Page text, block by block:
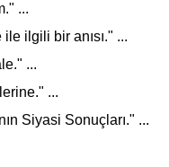
...
ilgili bir anısı." ...
...
ne." ...
nın Siyasi Sonuçları." ...